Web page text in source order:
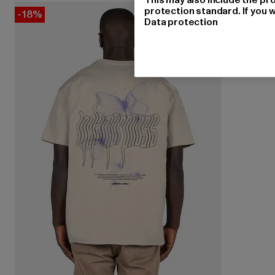
-18%
protection standard. If you
Data protection